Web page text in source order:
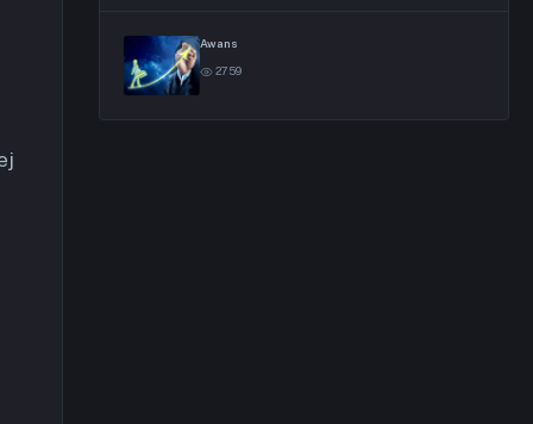
Awans
2759